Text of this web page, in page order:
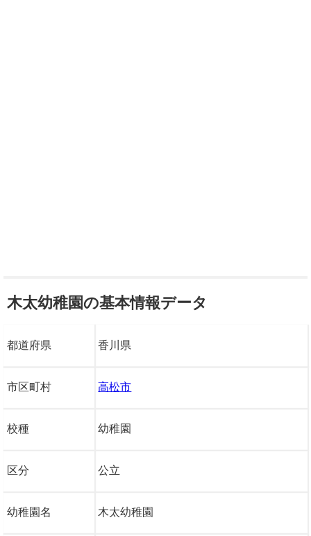
木太幼稚園の基本情報データ
都道府県 香川県
市区町村 高松市
校種 幼稚園
区分 公立
幼稚園名 木太幼稚園